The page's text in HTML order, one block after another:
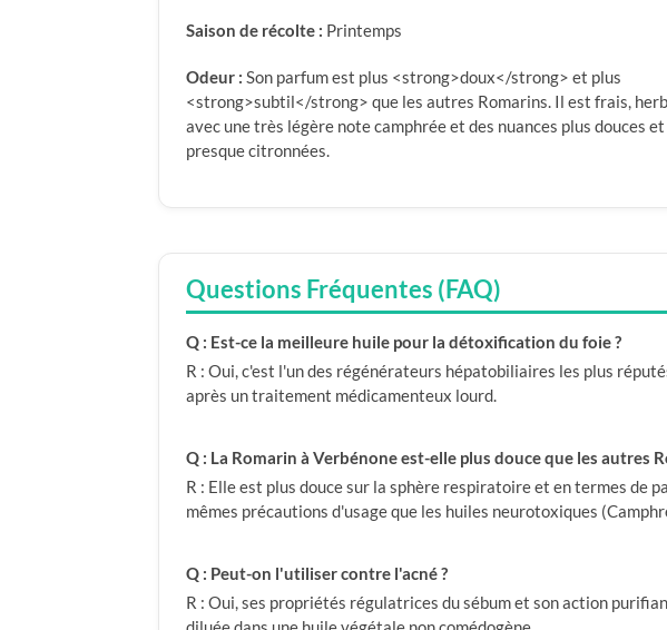
Saison de récolte : Printemps
Odeur : Son parfum est plus <strong>doux</strong> et plus
<strong>subtil</strong> que les autres Romarins. Il est frais,
avec une très légère note camphrée et des nuances plus douces et
presque citronnées.
Questions Fréquentes (FAQ)
Q : Est-ce la meilleure huile pour la détoxification du foie ?
R : Oui, c'est l'un des régénérateurs hépatobiliaires les plus
après un traitement médicamenteux lourd.
Q : La Romarin à Verbénone est-elle plus douce que les autres
R : Elle est plus douce sur la sphère respiratoire et en termes de
mêmes précautions d'usage que les huiles neurotoxiques
Q : Peut-on l'utiliser contre l'acné ?
R : Oui, ses propriétés régulatrices du sébum et son action